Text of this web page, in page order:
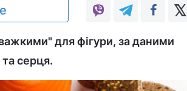
для фігури, за даними
серця.